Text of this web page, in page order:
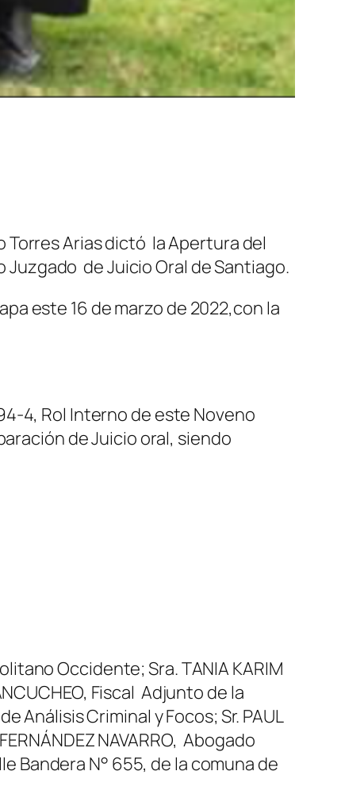
Torres Arias dictó la Apertura del
Juzgado de Juicio Oral de Santiago.
este 16 de marzo de 2022,con la
4, Rol Interno de este Noveno
de Juicio oral, siendo
Occidente; Sra. TANIA KARIM
Fiscal Adjunto de la
Análisis Criminal y Focos; Sr. PAUL
NAVARRO, Abogado
Bandera N° 655, de la comuna de